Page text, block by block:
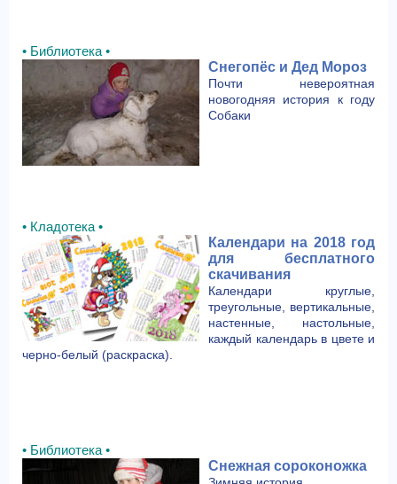
• Библиотека •
Снегопёс и Дед Мороз
Почти невероятная
новогодняя история к году
Собаки
• Кладотека •
Календари на 2018 год
для бесплатного
скачивания
Календари круглые,
треугольные, вертикальные,
настенные, настольные,
каждый календарь в цвете и
черно-белый (раскраска).
• Библиотека •
Снежная сороконожка